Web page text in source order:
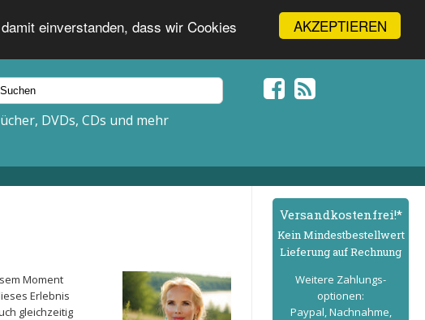
AKZEPTIEREN
einverstanden, dass wir Cookies
DVDs, CDs und mehr
Moment
Erlebnis
gleichzeitig
Versand­kostenfrei!*
Kein Mindest­bestell­wert
Lieferung auf Rechnung
Weitere Zahlungs­
optionen:
Paypal, Nachnahme,